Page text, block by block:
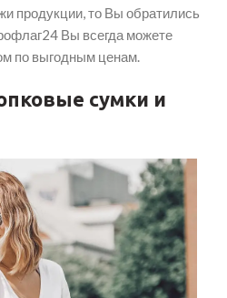
продукции, то Вы обратились
Вы всегда можете
по выгодным ценам.
сумки и